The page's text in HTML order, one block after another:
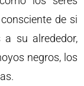
de si
su alrededor,
negros, los